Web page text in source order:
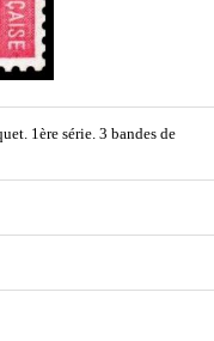
1ère série. 3 bandes de